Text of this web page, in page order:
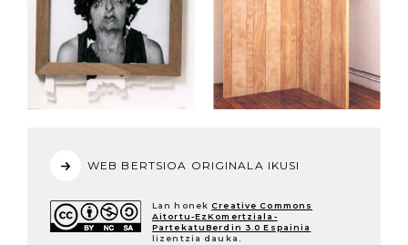
WEB BERTSIOA ORIGINALA IKUSI
Lan honek Creative Commons
Aitortu-EzKomertziala-
PartekatuBerdin 3.0 Espainia
lizentzia dauka.